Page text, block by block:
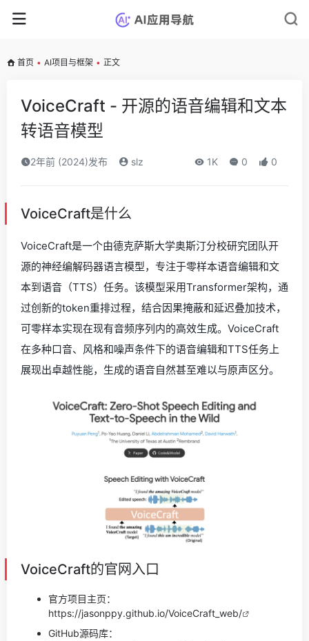
首页 • AI项目与框架 • 正文
VoiceCraft - 开源的语音编辑和文本
转语音模型
2年前 (2024)发布 slz 1K 0 0
VoiceCraft是什么
VoiceCraft是一个由德克萨斯大学奥斯汀分校研究团队开
源的神经编解码器语言模型，专注于零样本语音编辑和文
本到语音（TTS）任务。该模型采用Transformer架构，通
过创新的token重排过程，结合因果掩蔽和延迟叠加技术，
可零样本实现在现有音频序列内的高效生成。VoiceCraft
在多种口音、风格和噪声条件下的语音编辑和TTS任务上
展现出卓越性能，生成的语音自然甚至难以与原声区分。
VoiceCraft的官网入口
官方项目主页：
https://jasonppy.github.io/VoiceCraft_web/
GitHub源码库：